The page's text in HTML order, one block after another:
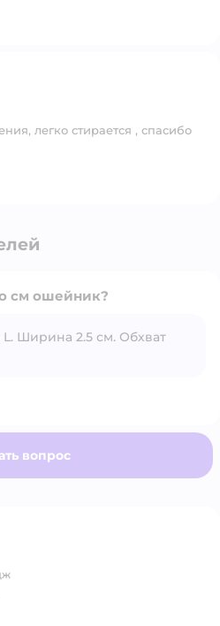
легко стирается , спасибо
см ошейник?
вопрос